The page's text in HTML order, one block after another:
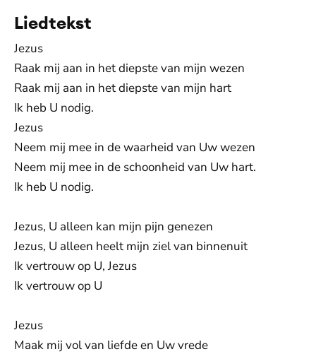
Liedtekst
Jezus
Raak mij aan in het diepste van mijn wezen
Raak mij aan in het diepste van mijn hart
Ik heb U nodig.
Jezus
Neem mij mee in de waarheid van Uw wezen
Neem mij mee in de schoonheid van Uw hart.
Ik heb U nodig.
Jezus, U alleen kan mijn pijn genezen
Jezus, U alleen heelt mijn ziel van binnenuit
Ik vertrouw op U, Jezus
Ik vertrouw op U
Jezus
Maak mij vol van liefde en Uw vrede